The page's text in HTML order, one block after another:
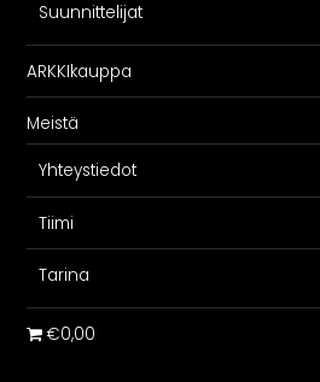
Suunnittelijat
ARKKIkauppa
Meistä
Yhteystiedot
Tiimi
Tarina
€0,00